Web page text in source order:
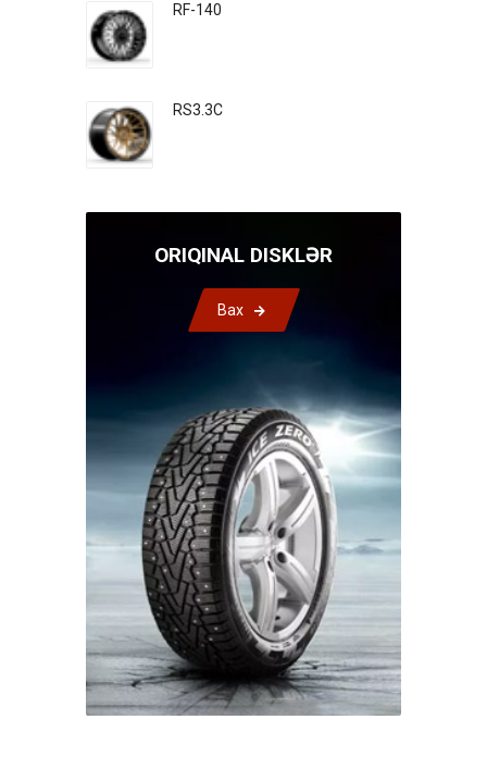
RF-140
RS3.3C
ORIQINAL DISKLƏR
Bax